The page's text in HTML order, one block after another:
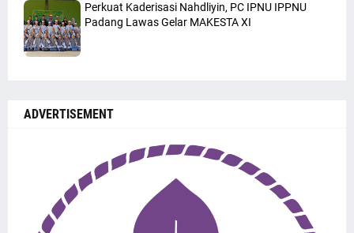
Perkuat Kaderisasi Nahdliyin, PC IPNU IPPNU
Padang Lawas Gelar MAKESTA XI
ADVERTISEMENT